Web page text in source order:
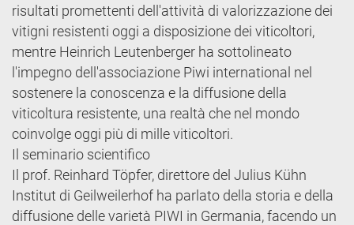
risultati promettenti dell'attività di valorizzazione dei
vitigni resistenti oggi a disposizione dei viticoltori,
mentre Heinrich Leutenberger ha sottolineato
l'impegno dell'associazione Piwi international nel
sostenere la conoscenza e la diffusione della
viticoltura resistente, una realtà che nel mondo
coinvolge oggi più di mille viticoltori.
Il seminario scientifico
Il prof. Reinhard Töpfer, direttore del Julius Kühn
Institut di Geilweilerhof ha parlato della storia e della
diffusione delle varietà PIWI in Germania, facendo un